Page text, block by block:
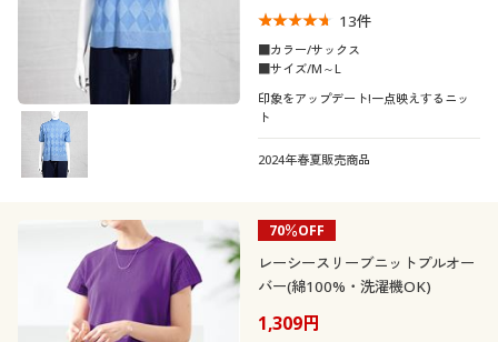
13件
■カラー/サックス
■サイズ/M～L
印象をアップデート!一点映えするニッ
ト
2024年春夏販売商品
70％OFF
レーシースリーブニットプルオー
バー(綿100%・洗濯機OK)
1,309円